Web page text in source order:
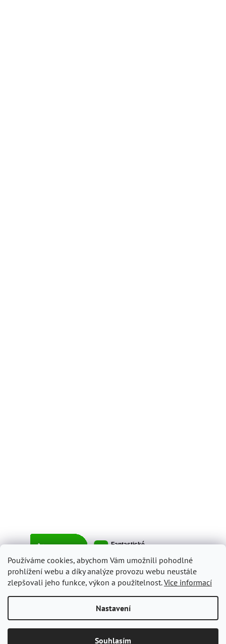
Používáme cookies, abychom Vám umožnili pohodlné
prohlížení webu a díky analýze provozu webu neustále
zlepšovali jeho funkce, výkon a použitelnost.Více informací
Nastavení
Souhlasím
Copyright 2026ItalyShop.cz. Všechna práva vyhrazena.Upravit
nastavení cookies